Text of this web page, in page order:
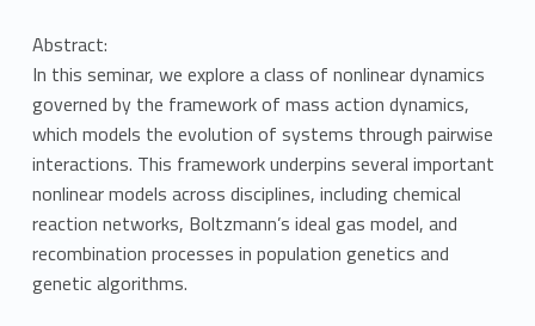
Abstract:
In this seminar, we explore a class of nonlinear dynamics
governed by the framework of mass action dynamics,
which models the evolution of systems through pairwise
interactions. This framework underpins several important
nonlinear models across disciplines, including chemical
reaction networks, Boltzmann’s ideal gas model, and
recombination processes in population genetics and
genetic algorithms.